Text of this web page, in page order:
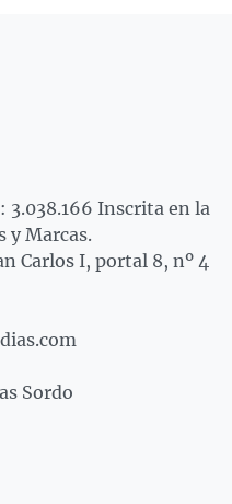
3.038.166 Inscrita en la
y Marcas.
Carlos I, portal 8, nº 4
Sordo